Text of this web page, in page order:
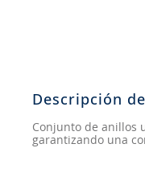
Descripción
Conjunto de anillos
garantizando una